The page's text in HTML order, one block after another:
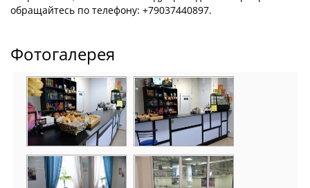
обращайтесь по телефону: +79037440897.
Фотогалерея